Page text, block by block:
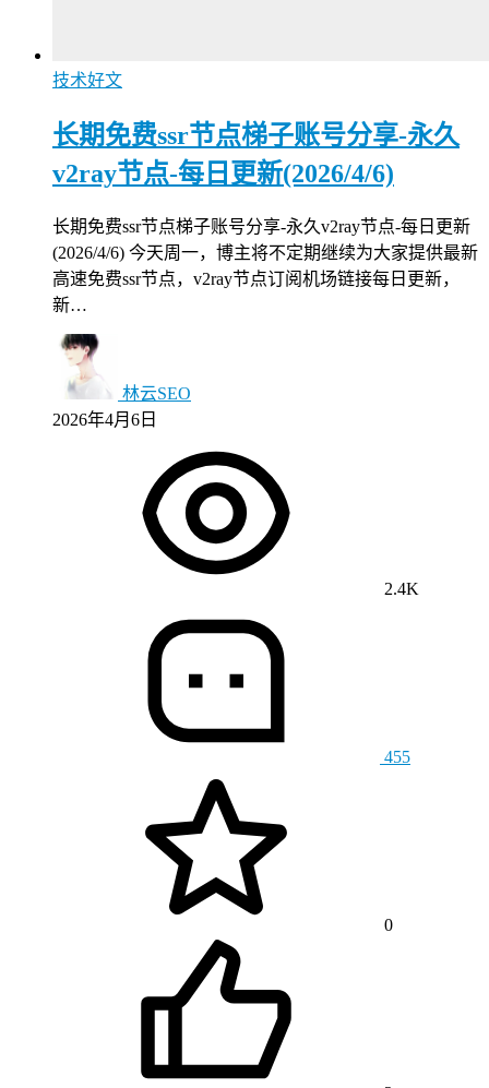
技术好文
长期免费ssr节点梯子账号分享-永久
v2ray节点-每日更新(2026/4/6)
长期免费ssr节点梯子账号分享-永久v2ray节点-每日更新
(2026/4/6) 今天周一，博主将不定期继续为大家提供最新
高速免费ssr节点，v2ray节点订阅机场链接每日更新，
新…
林云SEO
2026年4月6日
2.4K
455
0